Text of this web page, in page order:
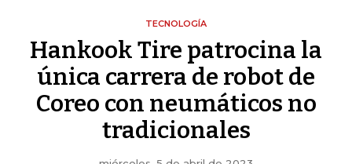
TECNOLOGÍA
Hankook Tire patrocina la
única carrera de robot de
Coreo con neumáticos no
tradicionales